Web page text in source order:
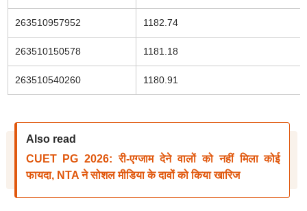
263510957952 1182.74
263510150578 1181.18
263510540260 1180.91
Also read
CUET PG 2026: री-एग्जाम देने वालों को नहीं मिला कोई
फायदा, NTA ने सोशल मीडिया के दावों को किया खारिज